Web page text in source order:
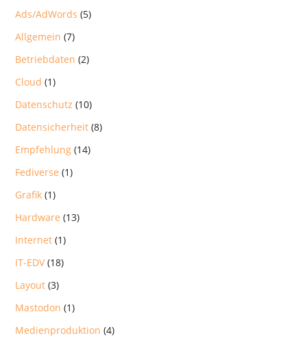
Ads/AdWords (5)
Allgemein (7)
Betriebdaten (2)
Cloud (1)
Datenschutz (10)
Datensicherheit (8)
Empfehlung (14)
Fediverse (1)
Grafik (1)
Hardware (13)
Internet (1)
IT-EDV(18)
Layout (3)
Mastodon (1)
Medienproduktion (4)